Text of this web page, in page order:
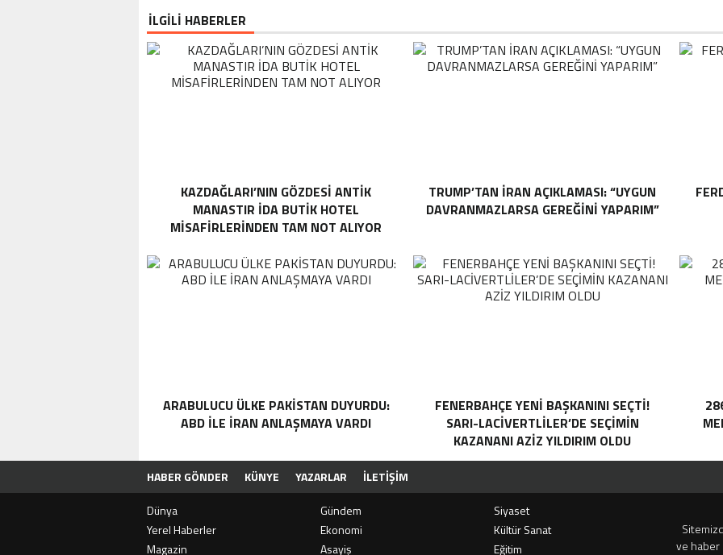
İLGİLİ HABERLER
KAZDAĞLARI’NIN GÖZDESI ANTIK
MANASTIR İDA BUTIK HOTEL
MISAFIRLERINDEN TAM NOT ALIYOR
TRUMP’TAN İRAN AÇIKLAMASI: “UYGUN
DAVRANMAZLARSA GEREĞINI YAPARIM”
ARABULUCU ÜLKE PAKISTAN DUYURDU:
ABD ILE İRAN ANLAŞMAYA VARDI
FENERBAHÇE YENI BAŞKANINI SEÇTI!
SARI-LACIVERTLILER’DE SEÇIMIN
KAZANANI AZIZ YILDIRIM OLDU
HABER GÖNDER KÜNYE YAZARLAR
İLETIŞIM
Dünya
Gündem
Siyaset
Yerel Haberler
Ekonomi
Kültür Sanat
Magazin
Asayiş Eğitim
ve haber
ERUH-DER’IN GELENEKSEL PIKNIĞINE REKOR KATILIM KAZDAĞLARI’NIN GÖZDESI